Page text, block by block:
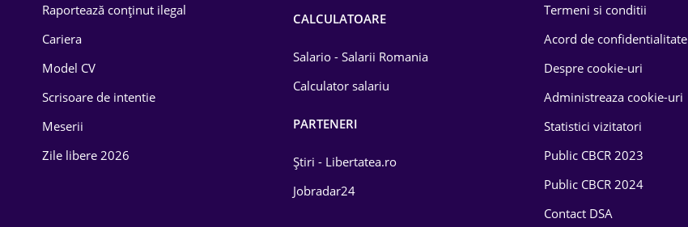
Educație / Training
Energetică
Farma
Raportează conținut ilegal
Cariera
Model CV
Scrisoare de intentie
Meserii
Zile libere 2026
CALCULATOARE
Salario - Salarii Romania
Calculator salariu
PARTENERI
Știri - Libertatea.ro
Jobradar24
Termeni si conditii
Acord de confidentialitate
Despre cookie-uri
Administreaza cookie-uri
Statistici vizitatori
Public CBCR 2023
Public CBCR 2024
Contact DSA